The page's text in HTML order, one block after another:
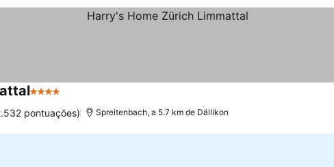
4 Estrelas
pontuações) Spreitenbach, a 5.7 km de Dällikon